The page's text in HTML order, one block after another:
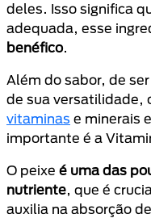
deles. Isso significa
adequada, esse
benéfico.
Além do sabor, de
de sua versatilidade,
vitaminas e minerais
importante é a
O peixe é uma das
nutriente, que é
auxilia na absorção